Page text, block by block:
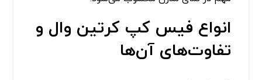
انواع فیس کپ کرتین وال و
تفاوت‌های آن‌ها